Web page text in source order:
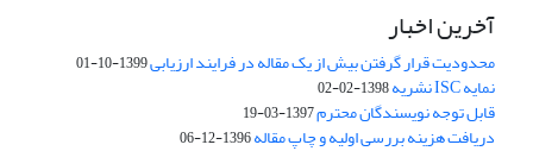
آخرین اخبار
محدودیت قرار گرفتن بیش از یک مقاله در فرایند ارزیابی1399-10-01
نمایه ISC نشریه 1398-02-02
قابل توجه نویسندگان محترم1397-03-19
دریافت هزینه بررسی اولیه و چاپ مقاله1396-12-06